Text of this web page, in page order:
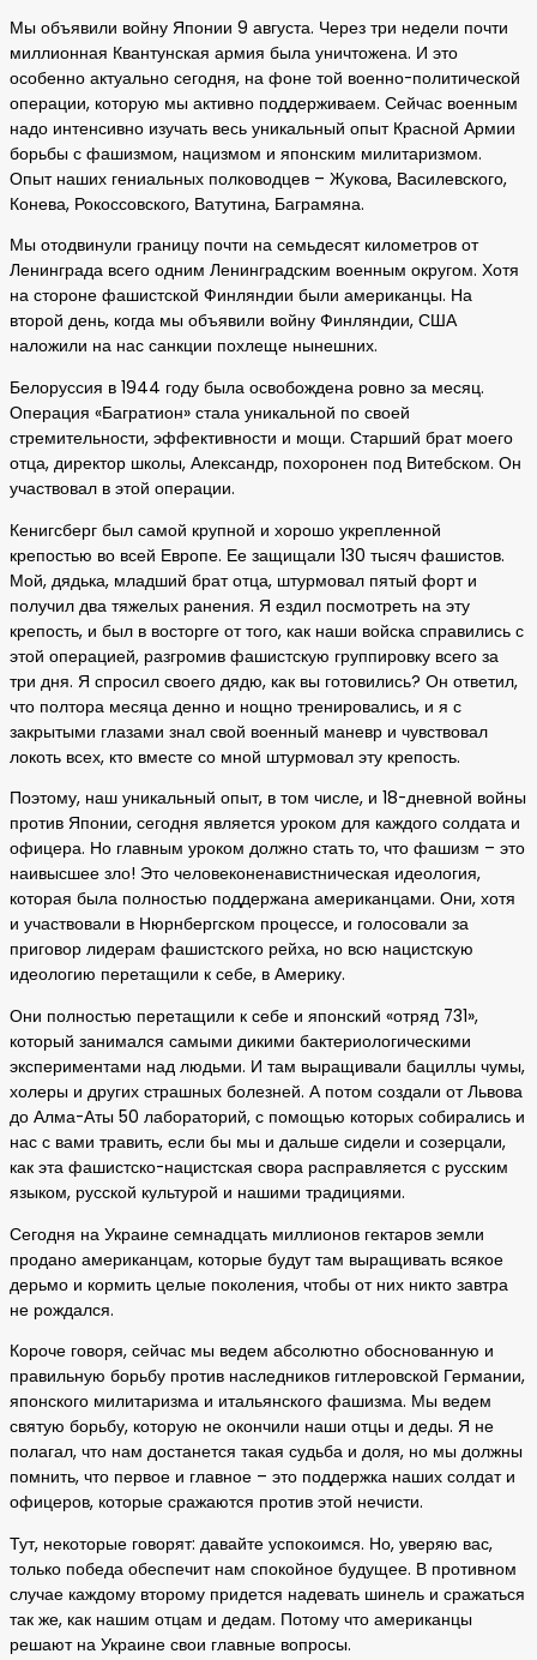
Мы объявили войну Японии 9 августа. Через три недели почти
миллионная Квантунская армия была уничтожена. И это
особенно актуально сегодня, на фоне той военно-политической
операции, которую мы активно поддерживаем. Сейчас военным
надо интенсивно изучать весь уникальный опыт Красной Армии
борьбы с фашизмом, нацизмом и японским милитаризмом.
Опыт наших гениальных полководцев – Жукова, Василевского,
Конева, Рокоссовского, Ватутина, Баграмяна.
Мы отодвинули границу почти на семьдесят километров от
Ленинграда всего одним Ленинградским военным округом. Хотя
на стороне фашистской Финляндии были американцы. На
второй день, когда мы объявили войну Финляндии, США
наложили на нас санкции похлеще нынешних.
Белоруссия в 1944 году была освобождена ровно за месяц.
Операция «Багратион» стала уникальной по своей
стремительности, эффективности и мощи. Старший брат моего
отца, директор школы, Александр, похоронен под Витебском. Он
участвовал в этой операции.
Кенигсберг был самой крупной и хорошо укрепленной
крепостью во всей Европе. Ее защищали 130 тысяч фашистов.
Мой, дядька, младший брат отца, штурмовал пятый форт и
получил два тяжелых ранения. Я ездил посмотреть на эту
крепость, и был в восторге от того, как наши войска справились с
этой операцией, разгромив фашистскую группировку всего за
три дня. Я спросил своего дядю, как вы готовились? Он ответил,
что полтора месяца денно и нощно тренировались, и я с
закрытыми глазами знал свой военный маневр и чувствовал
локоть всех, кто вместе со мной штурмовал эту крепость.
Поэтому, наш уникальный опыт, в том числе, и 18-дневной войны
против Японии, сегодня является уроком для каждого солдата и
офицера. Но главным уроком должно стать то, что фашизм – это
наивысшее зло! Это человеконенавистническая идеология,
которая была полностью поддержана американцами. Они, хотя
и участвовали в Нюрнбергском процессе, и голосовали за
приговор лидерам фашистского рейха, но всю нацистскую
идеологию перетащили к себе, в Америку.
Они полностью перетащили к себе и японский «отряд 731»,
который занимался самыми дикими бактериологическими
экспериментами над людьми. И там выращивали бациллы чумы,
холеры и других страшных болезней. А потом создали от Львова
до Алма-Аты 50 лабораторий, с помощью которых собирались и
нас с вами травить, если бы мы и дальше сидели и созерцали,
как эта фашистско-нацистская свора расправляется с русским
языком, русской культурой и нашими традициями.
Сегодня на Украине семнадцать миллионов гектаров земли
продано американцам, которые будут там выращивать всякое
дерьмо и кормить целые поколения, чтобы от них никто завтра
не рождался.
Короче говоря, сейчас мы ведем абсолютно обоснованную и
правильную борьбу против наследников гитлеровской Германии,
японского милитаризма и итальянского фашизма. Мы ведем
святую борьбу, которую не окончили наши отцы и деды. Я не
полагал, что нам достанется такая судьба и доля, но мы должны
помнить, что первое и главное – это поддержка наших солдат и
офицеров, которые сражаются против этой нечисти.
Тут, некоторые говорят: давайте успокоимся. Но, уверяю вас,
только победа обеспечит нам спокойное будущее. В противном
случае каждому второму придется надевать шинель и сражаться
так же, как нашим отцам и дедам. Потому что американцы
решают на Украине свои главные вопросы.